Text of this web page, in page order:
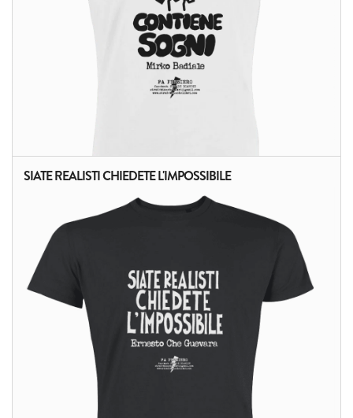
ALTRI PRODOTTI:
SIATE REALISTI CHIEDETE L'IMPOSSIBILE